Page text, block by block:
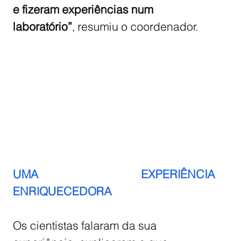
e fizeram experiências num
laboratório”, resumiu o coordenador.
UMA EXPERIÊNCIA
ENRIQUECEDORA
Os cientistas falaram da sua